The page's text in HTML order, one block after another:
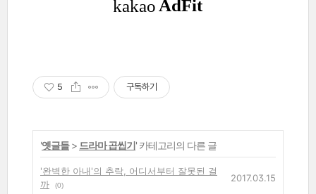
5 구독하기
'옛글들> 드라마 곱씹기' 카테고리의 다른 글
'완벽한 아내'의 추락, 어디서부터 잘못된 걸
까
(0)
2017.03.15